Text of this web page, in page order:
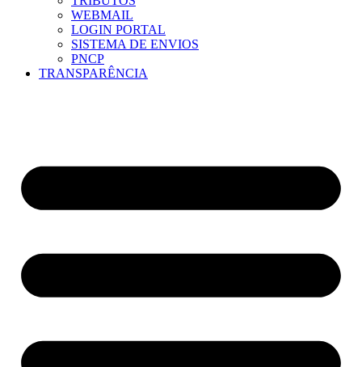
WEBMAIL
LOGIN PORTAL
SISTEMA DE ENVIOS
PNCP
TRANSPARÊNCIA